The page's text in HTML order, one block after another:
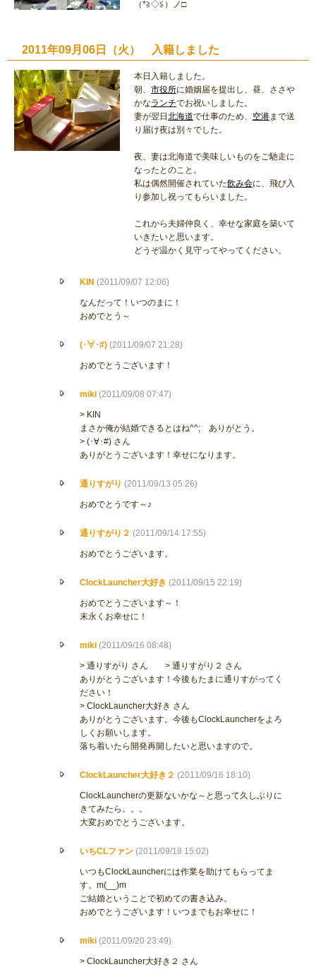
（*≧◇≦）ノ□
2011年09月06日（火） 入籍しました
本日入籍しました。
朝、 市役所に婚姻届を提出し、昼、ささや
かなランチでお祝いしました。
妻が翌日 北海道で仕事のため、 空港まで送
り届け夜は別々でした。
夜、妻は北海道で美味しいものをご馳走に
なったとのこと。
私は偶然開催されていた飲み会に、飛び入
り参加し祝ってもらいました。
これから夫婦仲良く、幸せな家庭を築いて
いきたいと思います。
どうぞ温かく見守ってやってください。
KIN (2011/09/07 12:06)
なんだって！いつのまに！
おめでとう～
(･∀･#) (2011/09/07 21:28)
おめでとうございます！
miki (2011/09/08 07:47)
> KIN
まさか俺が結婚できるとはね^^;ゞありがとう。
> (･∀･#) さん
ありがとうございます！幸せになります。
通りすがり (2011/09/13 05:26)
おめでとうです～♪
通りすがり２ (2011/09/14 17:55)
おめでとうございます。
ClockLauncher大好き (2011/09/15 22:19)
おめでとうございます～！
末永くお幸せに！
miki (2011/09/16 08:48)
> 通りすがり さん > 通りすがり２ さん
ありがとうございます！今後もたまに通りすがってく
ださい！
> ClockLauncher大好き さん
ありがとうございます。今後もClockLauncherをよろ
しくお願いします。
落ち着いたら開発再開したいと思いますので。
ClockLauncher大好き２ (2011/09/16 18:10)
ClockLauncherの更新ないかな～と思って久しぶりに
きてみたら。。。
大変おめでとうございます。
いちCLファン (2011/09/18 15:02)
いつもClockLauncherには作業を助けてもらってま
す。m(__)m
ご結婚ということで初めての書き込み。
おめでとうございます！いつまでもお幸せに！
miki (2011/09/20 23:49)
> ClockLauncher大好き２ さん